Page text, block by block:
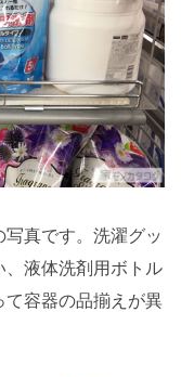
真です。洗濯グッ
、液体洗剤用ボトル
て容器の品揃えが異